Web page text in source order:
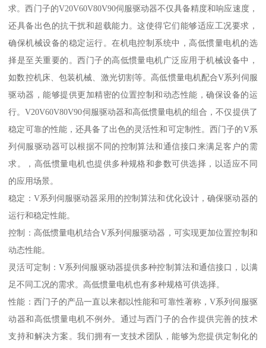
求。西门子的V20V60V80V90伺服驱动器不仅具备精度和响应速度，
还具备出色的抗干扰和超载能力。这使得它们能够适应工况要求，
确保机械设备的稳定运行。在机电控制系统中，高低惯量电机的选
择是至关重要的。西门子的高低惯量电机广泛应用于机械设备中，
如数控机床、包装机械、激光切割等。高低惯量电机配合V系列伺服
驱动器，能够提供更加精密的位置控制和动态性能，确保设备的运
行。V20V60V80V90伺服驱动器和高低惯量电机的组合，不仅提供了
稳定可靠的性能，还具备了出色的灵活性和可定制性。西门子的V系
列伺服驱动器可以根据不同的控制算法和通信接口来满足客户的需
求。，高低惯量电机也提供多种规格和参数可供选择，以适应不同
的应用场景。
稳定：V系列伺服驱动器采用的控制算法和优化设计，确保驱动器的
运行和稳定性能。
控制：高低惯量电机结合V系列伺服驱动器，可实现更加位置控制和
动态性能。
灵活可定制：V系列伺服驱动器提供多种控制算法和通信接口，以满
足不同工况的需求。高低惯量电机也有多种规格可供选择。
性能：西门子的产品一直以来都以性能和可靠性著称，V系列伺服驱
动器和高低惯量电机不例外。通过与西门子的合作提供完善的技术
支持和解决方案。我们拥有一支技术团队，能够为您提供定制化的